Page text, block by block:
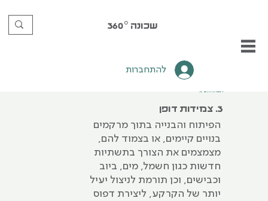
שכונה 360°
להתחברות
3. צמידות דופן
הפיתוח והבנייה בתוך מרקמים
בנויים קיימים, או בצמוד להם,
מצמצמים את הצורך בתשתיות
חדשות כגון חשמל, מים, ביוב
וכבישים, וכן תורמת לניצול יעיל
יותר של הקרקע, ליצירת דפוס